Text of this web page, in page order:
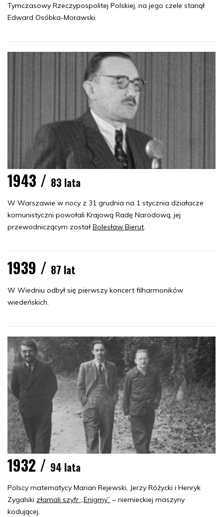
Tymczasowy Rzeczypospolitej Polskiej, na jego czele stanął
Edward Osóbka-Morawski.
1943 / 83 lata
W Warszawie w nocy z 31 grudnia na 1 stycznia działacze
komunistyczni powołali Krajową Radę Narodową, jej
przewodniczącym został Bolesław Bierut.
1939 / 87 lat
W Wiedniu odbył się pierwszy koncert filharmoników
wiedeńskich.
1932 / 94 lata
Polscy matematycy Marian Rejewski, Jerzy Różycki i Henryk
Zygalski złamali szyfr „Enigmy” – niemieckiej maszyny
kodującej.